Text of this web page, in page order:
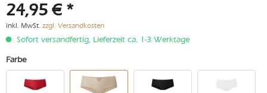
24,95 € *
inkl. MwSt. zzgl. Versandkosten
Sofort versandfertig, Lieferzeit ca. 1-3 Werktage
Farbe